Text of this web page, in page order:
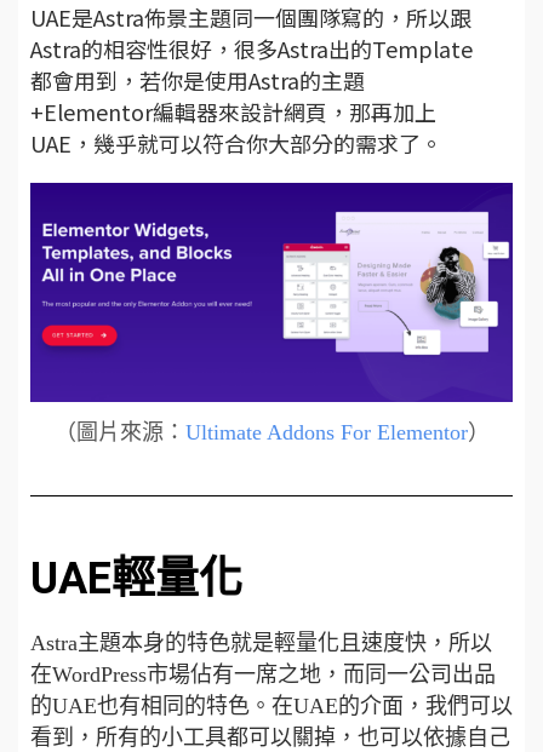
UAE是Astra佈景主題同一個團隊寫的，所以跟
Astra的相容性很好，很多Astra出的Template
都會用到，若你是使用Astra的主題
+Elementor編輯器來設計網頁，那再加上
UAE，幾乎就可以符合你大部分的需求了。
（圖片來源： Ultimate Addons For Elementor）
UAE輕量化
Astra主題本身的特色就是輕量化且速度快，所以
在WordPress市場佔有一席之地，而同一公司出品
的UAE也有相同的特色。在UAE的介面，我們可以
看到，所有的小工具都可以關掉，也可以依據自己